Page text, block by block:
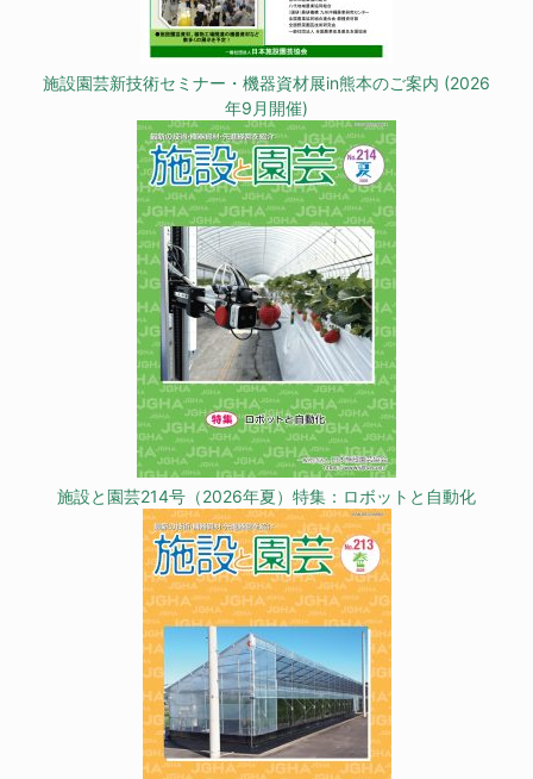
施設園芸新技術セミナー・機器資材展in熊本のご案内 (2026
年9月開催)
施設と園芸214号（2026年夏）特集：ロボットと自動化